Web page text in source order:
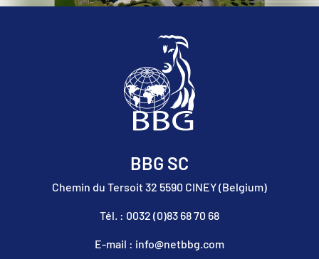
BBG SC
Chemin du Tersoit 32 5590 CINEY (Belgium)
Tél. : 0032 (0)83 68 70 68
E-mail : info@netbbg.com